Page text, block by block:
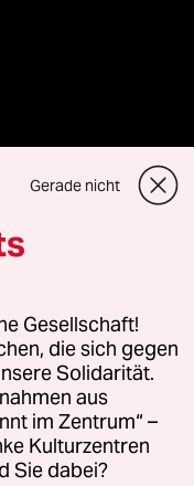
oder für Genehmigungen
Richtlinien
AGB
Gerade nicht
Gesellschaft!
die sich gegen
Solidarität.
aus
im Zentrum“ –
Kulturzentren
Sie dabei?